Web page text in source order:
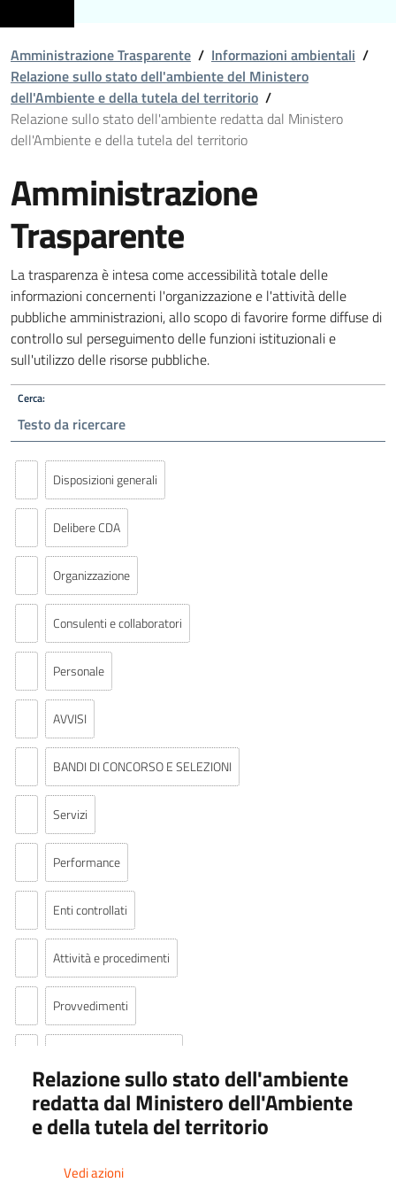
Amministrazione Trasparente / Informazioni ambientali /
Relazione sullo stato dell'ambiente del Ministero
dell'Ambiente e della tutela del territorio /
Relazione sullo stato dell'ambiente redatta dal Ministero
dell'Ambiente e della tutela del territorio
Amministrazione
Trasparente
La trasparenza è intesa come accessibilità totale delle
informazioni concernenti l'organizzazione e l'attività delle
pubbliche amministrazioni, allo scopo di favorire forme diffuse di
controllo sul perseguimento delle funzioni istituzionali e
sull'utilizzo delle risorse pubbliche.
Cerca:
Disposizioni generali
Delibere CDA
Organizzazione
Consulenti e collaboratori
Personale
AVVISI
BANDI DI CONCORSO E SELEZIONI
Servizi
Performance
Enti controllati
Attività e procedimenti
Provvedimenti
Sovvenzioni, contributi, sussidi, vantaggi economici
Relazione sullo stato dell'ambiente
redatta dal Ministero dell'Ambiente
e della tutela del territorio
Vedi azioni